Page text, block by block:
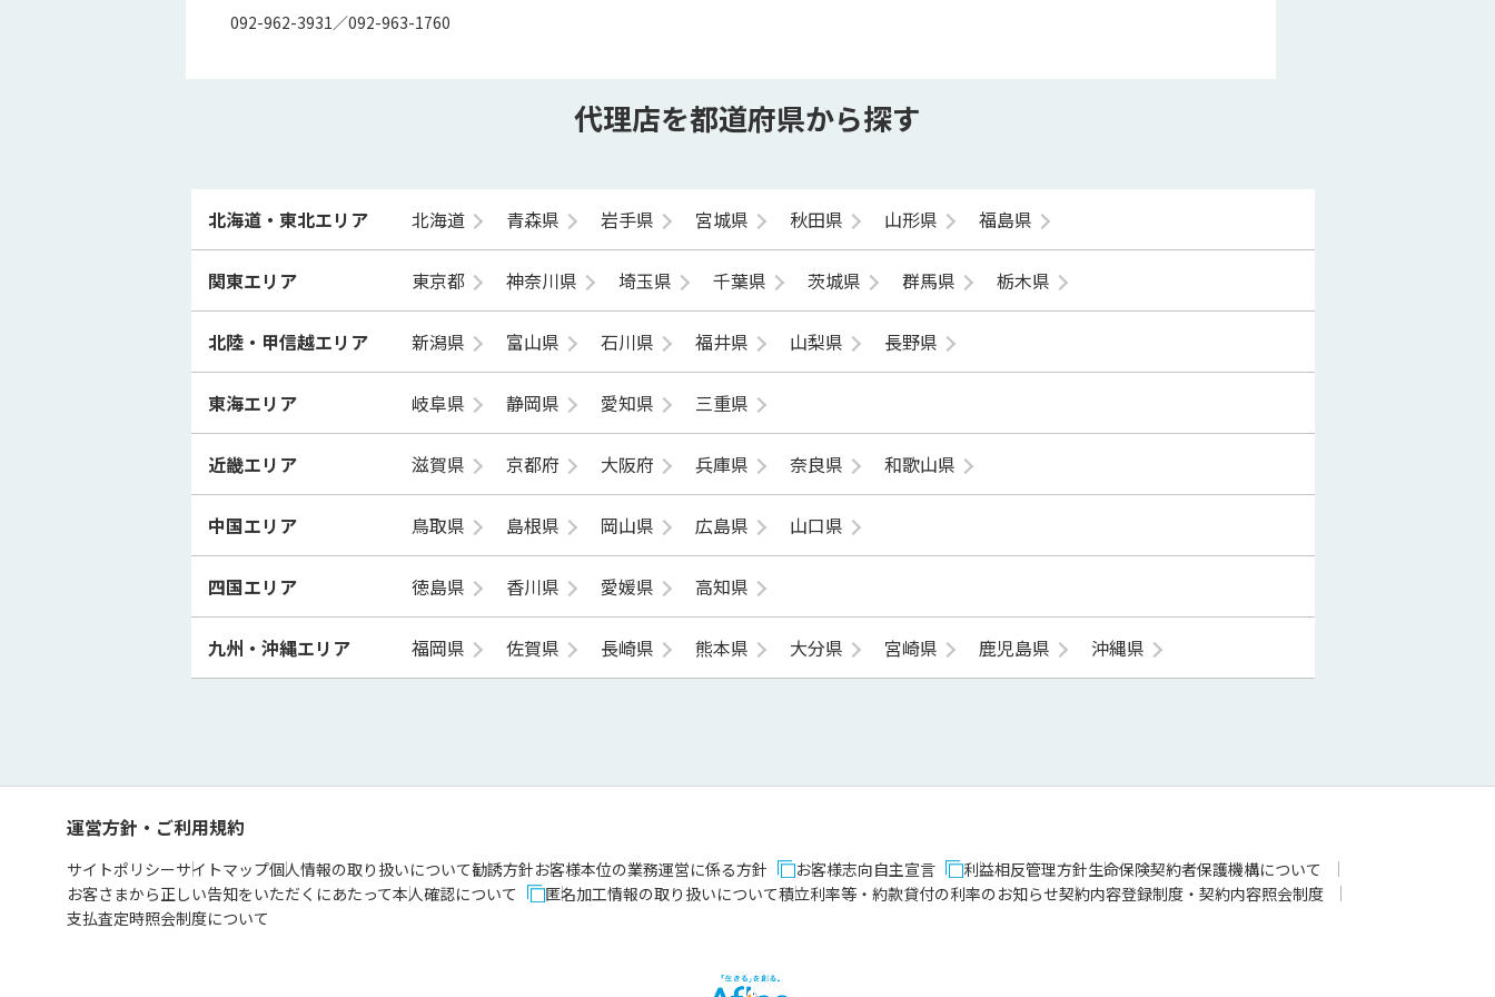
092-962-3931／092-963-1760
代理店を都道府県から探す
北海道・東北エリア 北海道 青森県 岩手県 宮城県 秋田県 山形県 福島県
関東エリア 東京都 神奈川県 埼玉県 千葉県 茨城県 群馬県 栃木県
北陸・甲信越エリア 新潟県 富山県 石川県 福井県 山梨県 長野県
東海エリア 岐阜県 静岡県 愛知県 三重県
近畿エリア 滋賀県 京都府 大阪府 兵庫県 奈良県 和歌山県
中国エリア 鳥取県 島根県 岡山県 広島県 山口県
四国エリア 徳島県 香川県 愛媛県 高知県
九州・沖縄エリア 福岡県 佐賀県 長崎県 熊本県 大分県 宮崎県 鹿児島県 沖縄県
運営方針・ご利用規約
サイトポリシーサイトマップ個人情報の取り扱いについて勧誘方針お客様本位の業務運営に係る方針 お客様志向自主宣言 利益相反管理方針生命保険契約者保護機構について
お客さまから正しい告知をいただくにあたって本人確認について 匿名加工情報の取り扱いについて積立利率等・約款貸付の利率のお知らせ契約内容登録制度・契約内容照会制度
支払査定時照会制度について